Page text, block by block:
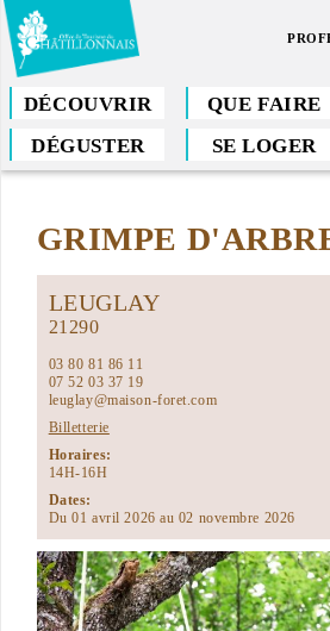
Aller
au
contenu
principal
DÉCOUVRIR QUE FAIRE
DÉGUSTER
SE LOGER
Vous
GRIMPE
LEUGLAY
21290
03 80 81 86 11
07 52 03 37 19
leuglay@maison-foret.com
Billetterie
Horaires:
14H-16H
Dates:
Du 01 avril 2026 au 02 novembre 2026